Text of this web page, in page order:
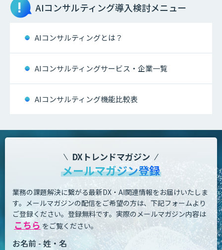
AIコンサルティング導入検討メニュー
AIコンサルティングとは？
AIコンサルティングサービス・企業一覧
AIコンサルティング機能比較表
DXトレンドマガジン
メールマガジン登録
業務の課題解決に繋がる最新DX・AI関連情報をお届けいたしま
す。 メールマガジンの配信をご希望の方は、下記フォームより
ご登録ください。登録無料です。 実際のメールマガジン内容は
こちら をご覧ください。
お名前 - 姓・名